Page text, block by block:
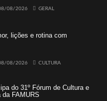
08/2026 GERAL
lições e rotina com
08/2026 CULTURA
do 31º Fórum de Cultura e
da FAMURS